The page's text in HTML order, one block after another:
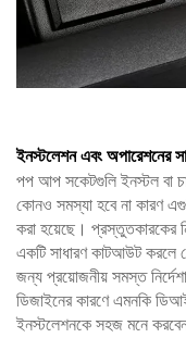
ইনস্টলেশন এবং অপারেশনের
পপ আপ সকেটগুলি ইনস্টল বা
কোনও সমস্যা হবে না কারণ
করা হয়েছে। প্রস্তুতকারকের
একটি সাধারণ কাটআউট করলে
জন্য প্রয়োজনীয় সমস্ত
ডিজাইনের কারণে এমনকি
ইনস্টলেশনকে সহজ মনে